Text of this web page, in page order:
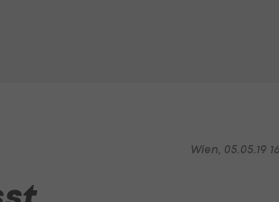
Wien, 05.05.19